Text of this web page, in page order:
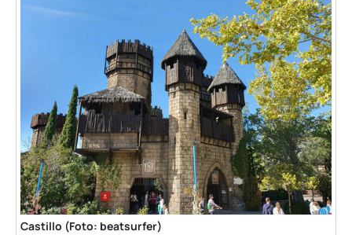
Castillo (Foto: beatsurfer)